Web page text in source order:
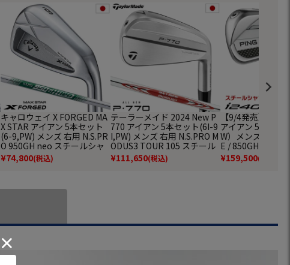
キャロウェイ X FORGED MA
X STAR アイアン 5本セット
(6-9,PW) メンズ 右用 N.S.PR
O 950GH neo スチールシャ
フト 日本正規品 2025年モデ
ル Callaway ゴルフクラブ
¥74,800(税込)
テーラーメイド 2024 New P
770 アイアン 5本セット(6I-9
I,PW) メンズ 右用 N.S.PRO M
ODUS3 TOUR 105 スチール
シャフト TaylorMade 日本正
規品 モーダス ゴルフクラブ
¥111,650(税込)
【9/4発売】
アイアン 5本セッ
W）メンズ 右用
E / 850GH neo /
/ MODUS3 TOUR
025年モデル 日
¥159,500(税込)